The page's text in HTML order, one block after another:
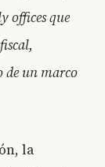
offices que
de un marco
la